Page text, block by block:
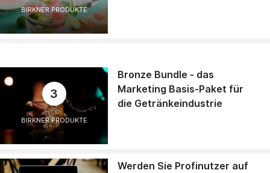
BIRKNER PRODUKTE
3
BIRKNER PRODUKTE
Bronze Bundle - das
Marketing Basis-Paket für
die Getränkeindustrie
Werden Sie Profinutzer auf